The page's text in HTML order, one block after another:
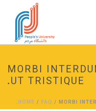
MORBI
UT TRISTIQUE.
HOME / FAQ / MORBI